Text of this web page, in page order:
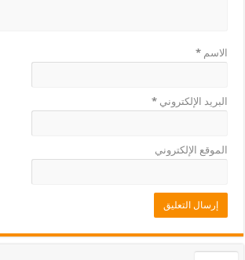
الاسم*
البريد الإلكتروني*
الموقع الإلكتروني